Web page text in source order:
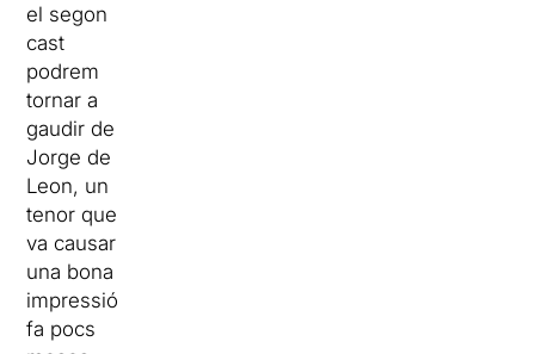
el segon
cast
podrem
tornar a
gaudir de
Jorge de
Leon, un
tenor que
va causar
una bona
impressió
fa pocs